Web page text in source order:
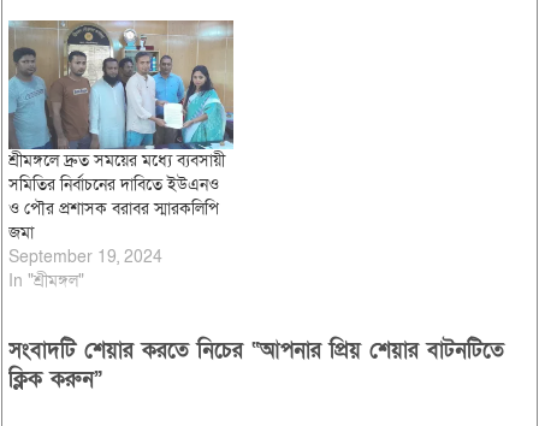
শ্রীমঙ্গলে দ্রুত সময়ের মধ্যে ব্যবসায়ী
সমিতির নির্বাচনের দাবিতে ইউএনও
ও পৌর প্রশাসক বরাবর স্মারকলিপি
জমা
September 19, 2024
In "শ্রীমঙ্গল"
সংবাদটি শেয়ার করতে নিচের “আপনার প্রিয় শেয়ার বাটনটিতে
ক্লিক করুন”